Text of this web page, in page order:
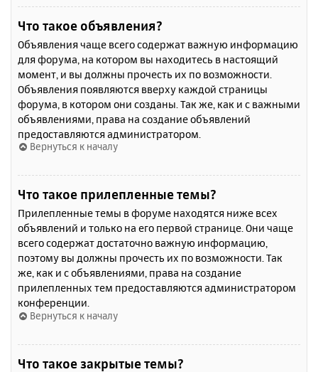
Что такое объявления?
Объявления чаще всего содержат важную информацию
для форума, на котором вы находитесь в настоящий
момент, и вы должны прочесть их по возможности.
Объявления появляются вверху каждой страницы
форума, в котором они созданы. Так же, как и с важными
объявлениями, права на создание объявлений
предоставляются администратором.
Вернуться к началу
Что такое прилепленные темы?
Прилепленные темы в форуме находятся ниже всех
объявлений и только на его первой странице. Они чаще
всего содержат достаточно важную информацию,
поэтому вы должны прочесть их по возможности. Так
же, как и с объявлениями, права на создание
прилепленных тем предоставляются администратором
конференции.
Вернуться к началу
Что такое закрытые темы?